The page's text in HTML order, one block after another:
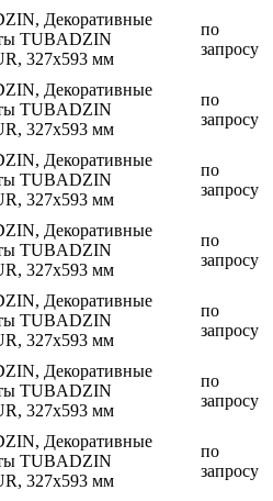
Декоративные
TUBADZIN
327x593 мм
по
запросу
Декоративные
TUBADZIN
327x593 мм
по
запросу
Декоративные
TUBADZIN
327x593 мм
по
запросу
Декоративные
TUBADZIN
327x593 мм
по
запросу
Декоративные
TUBADZIN
327x593 мм
по
запросу
Декоративные
TUBADZIN
327x593 мм
по
запросу
Декоративные
TUBADZIN
327x593 мм
по
запросу